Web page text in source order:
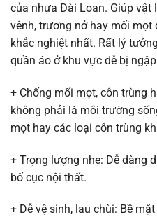
của nhựa Đài Loan. Giúp vật
vênh, trương nở hay mối
khắc nghiệt nhất. Rất lý
quần áo ở khu vực dễ bị
+ Chống mối mọt, côn trùng
không phải là môi trường
mọt hay các loại côn trùng
+ Trọng lượng nhẹ: Dễ dàng
bố cục nội thất.
+ Dễ vệ sinh, lau chùi: Bề